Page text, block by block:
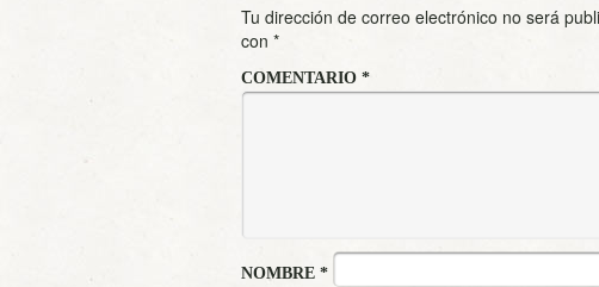
Tu dirección de correo electrónico no será
con *
COMENTARIO *
NOMBRE *